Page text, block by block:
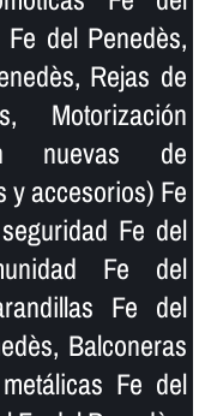
del Penedès,
Rejas de
Motorización
nuevas de
y accesorios) Fe
Fe del
Fe del
Fe del
Balconeras
Fe del